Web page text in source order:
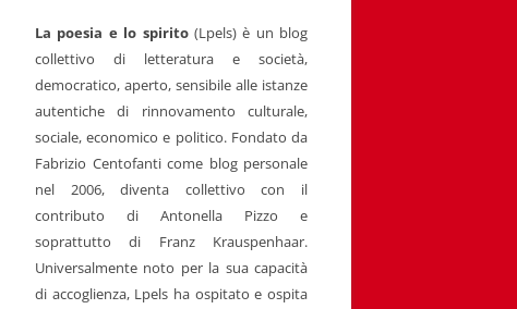
La poesia e lo spirito(Lpels) è un blog
collettivo di letteratura e società,
democratico, aperto, sensibile alle istanze
autentiche di rinnovamento culturale,
sociale, economico e politico. Fondato da
Fabrizio Centofanti come blog personale
nel 2006, diventa collettivo con il
contributo di Antonella Pizzo e
soprattutto di Franz Krauspenhaar.
Universalmente noto per la sua capacità
di accoglienza, Lpels ha ospitato e ospita